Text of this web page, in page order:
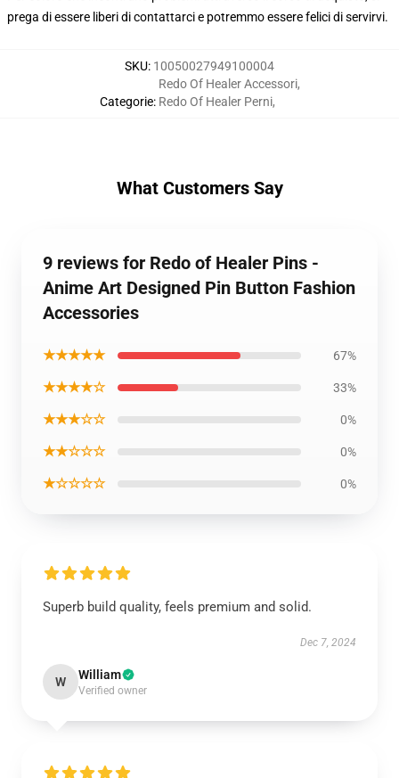
prega di essere liberi di contattarci e potremmo essere felici di servirvi.
SKU: 10050027949100004
Categorie:
Redo Of Healer Accessori,
Redo Of Healer Perni,
What Customers Say
9 reviews for Redo of Healer Pins -
Anime Art Designed Pin Button Fashion
Accessories
★★★★★ 67%
★★★★☆ 33%
★★★☆☆ 0%
★★☆☆☆ 0%
★☆☆☆☆ 0%
Superb build quality, feels premium and solid.
Dec 7, 2024
W William
Verified owner